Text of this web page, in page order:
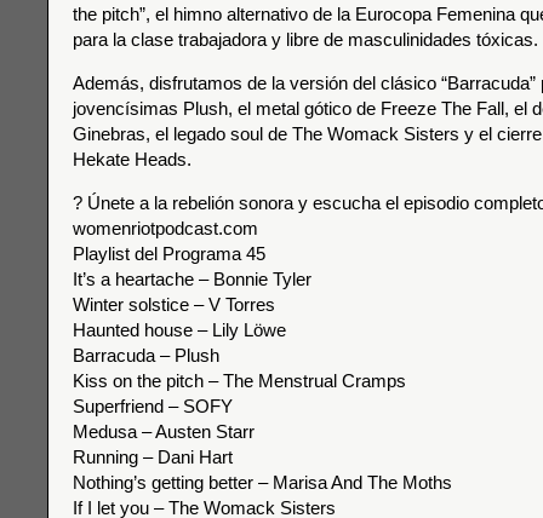
the pitch”, el himno alternativo de la Eurocopa Femenina
para la clase trabajadora y libre de masculinidades tóxicas.
Además, disfrutamos de la versión del clásico “Barracuda”
jovencísimas Plush, el metal gótico de Freeze The Fall, el
Ginebras, el legado soul de The Womack Sisters y el
Hekate Heads.
? Únete a la rebelión sonora y escucha el episodio
womenriotpodcast.com
Playlist del Programa 45
It’s a heartache – Bonnie Tyler
Winter solstice – V Torres
Haunted house – Lily Löwe
Barracuda – Plush
Kiss on the pitch – The Menstrual Cramps
Superfriend – SOFY
Medusa – Austen Starr
Running – Dani Hart
Nothing’s getting better – Marisa And The Moths
If I let you – The Womack Sisters